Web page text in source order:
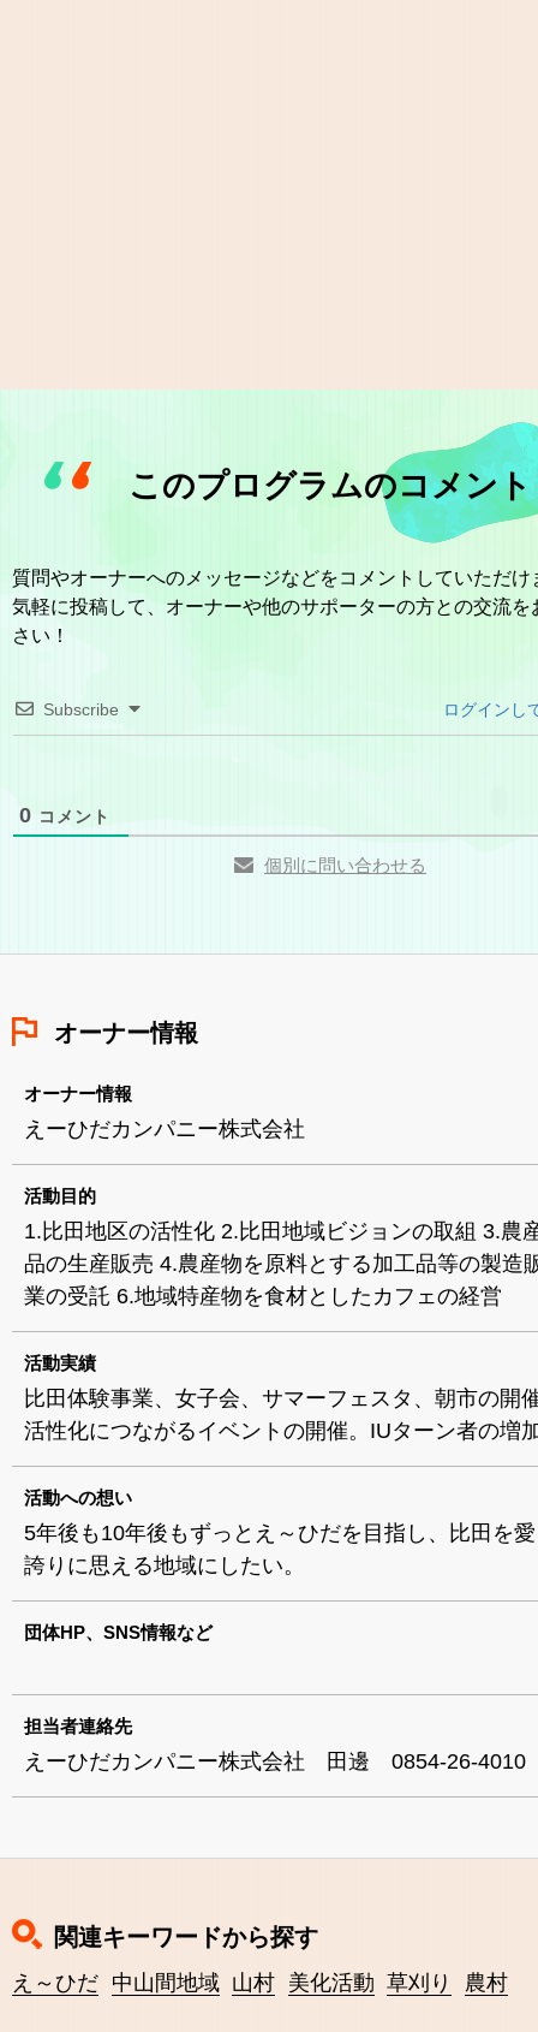
このプログラムのコメント
質問やオーナーへのメッセージなどをコメントしていただけ
気軽に投稿して、オーナーや他のサポーターの方との交流を
さい！
Subscribe ログインし
0 コメント
個別に問い合わせる
オーナー情報
オーナー情報
えーひだカンパニー株式会社
活動目的
1.比田地区の活性化 2.比田地域ビジョンの取組 3.農
品の生産販売 4.農産物を原料とする加工品等の製造
業の受託 6.地域特産物を食材としたカフェの経営
活動実績
比田体験事業、女子会、サマーフェスタ、朝市の開
活性化につながるイベントの開催。IUターン者の増
活動への想い
5年後も10年後もずっとえ～ひだを目指し、比田を
誇りに思える地域にしたい。
団体HP、SNS情報など
担当者連絡先
えーひだカンパニー株式会社 田邊 0854-26-4010
関連キーワードから探す
え～ひだ 中山間地域 山村 美化活動 草刈り 農村